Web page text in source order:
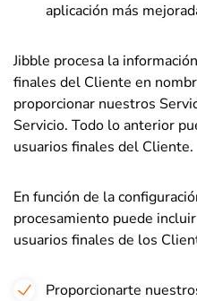
aplicación más
Jibble procesa la
finales del Cliente en
proporcionar nuestros
Servicio. Todo lo anterior
usuarios finales del Cliente.
En función de la
procesamiento puede
usuarios finales de los
Proporcionarte